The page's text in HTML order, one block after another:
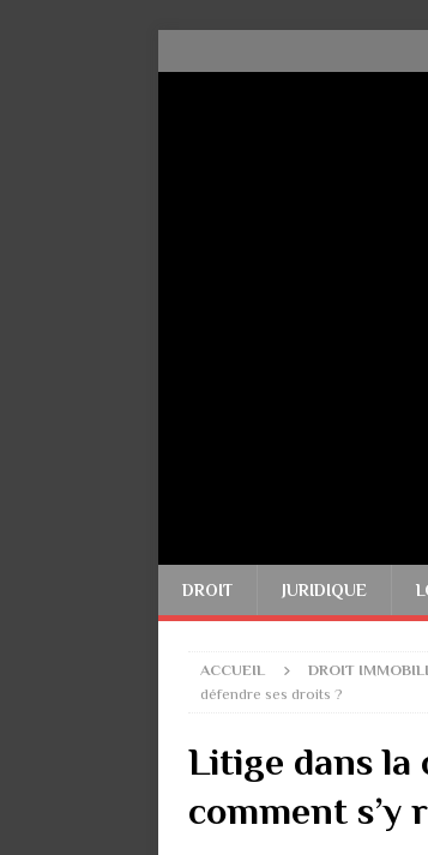
DROIT JURIDIQUE
ACCUEIL DROIT
défendre ses droits ?
Litige dans la
comment s’y